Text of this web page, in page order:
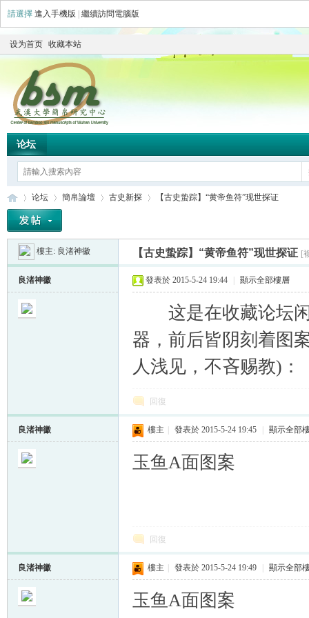
請選擇 進入手機版 繼續訪問電腦版
设为首页 收藏本站
论坛
»
论坛
›
簡帛論壇 古史新探
›
【古史蛰踪】“黄帝鱼符”现世探证
樓主: 良渚神徽 【古史蛰踪】“黄帝鱼符”现世探证 [
良渚神徽 發表於 2015-5-24 19:44 顯示全部樓層
这是在收藏论坛闲
器，前后皆阴刻着图
人浅见，不吝赐教)：
回復
良渚神徽 樓主 發表於 2015-5-24 19:45 顯示全部
玉鱼A面图案
回復
良渚神徽 樓主 發表於 2015-5-24 19:49 顯示全部
玉鱼A面图案